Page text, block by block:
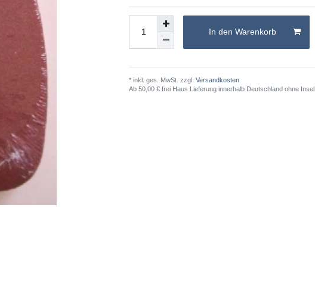
In den Warenkorb
* inkl. ges. MwSt. zzgl. Versandkosten
Ab 50,00 € frei Haus Lieferung innerhalb Deutschland ohne Insel